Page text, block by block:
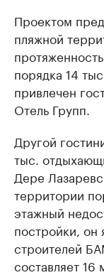
Проектом
пляжной
порядка 14
привлечен
Отель Групп.
Другой
тыс.
Дере
территории
этажный
постройки, он
строителей
составляет 16